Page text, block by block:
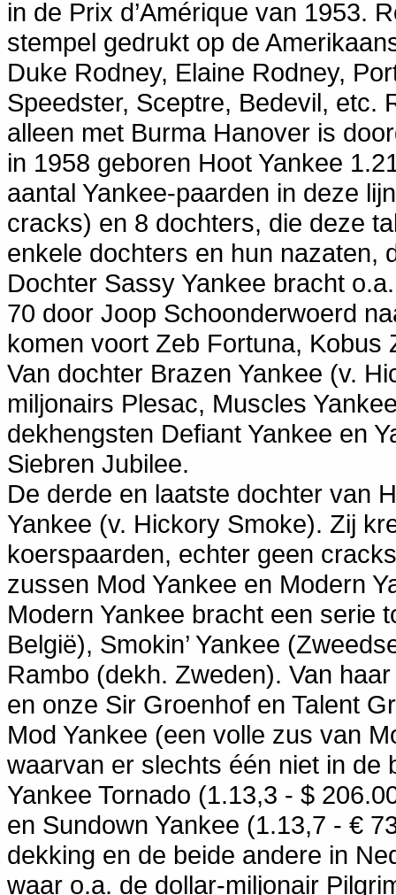
in de Prix d’Amérique van 1953.
stempel gedrukt op de
Duke Rodney, Elaine Rodney,
Speedster, Sceptre, Bedevil, etc.
alleen met Burma Hanover is
in 1958 geboren Hoot Yankee
aantal Yankee-paarden in deze
cracks) en 8 dochters, die deze
enkele dochters en hun nazaten,
Dochter Sassy Yankee bracht
70 door Joop Schoonderwoerd
komen voort Zeb Fortuna, Kobus
Van dochter Brazen Yankee (v.
miljonairs Plesac, Muscles
dekhengsten Defiant Yankee en
Siebren Jubilee.
De derde en laatste dochter van
Yankee (v. Hickory Smoke). Zij
koerspaarden, echter geen
zussen Mod Yankee en Modern
Modern Yankee bracht een serie
België), Smokin’ Yankee
Rambo (dekh. Zweden). Van
en onze Sir Groenhof en Talent
Mod Yankee (een volle zus van
waarvan er slechts één niet in de
Yankee Tornado (1.13,3 - $
en Sundown Yankee (1.13,7 - €
dekking en de beide andere in
waar o.a. de dollar-miljonair